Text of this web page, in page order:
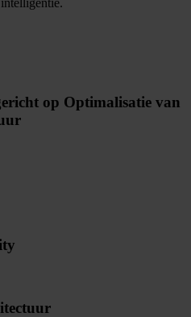
op Optimalisatie van